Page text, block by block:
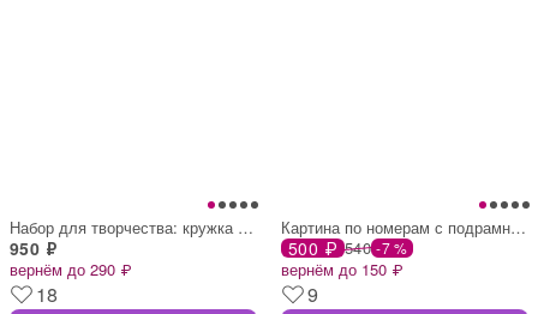
Набор для творчества: кружка под раскрас
950 ₽
вернём до 290 ₽
18
Картина по номерам с подрамником
500 ₽ 540 -7 %
вернём до 150 ₽
9